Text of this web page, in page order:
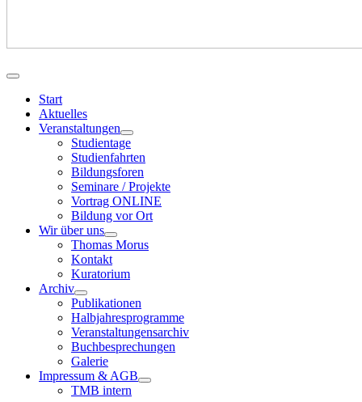
Start
Aktuelles
Veranstaltungen
Studientage
Studienfahrten
Bildungsforen
Seminare / Projekte
Vortrag ONLINE
Bildung vor Ort
Wir über uns
Thomas Morus
Kontakt
Kuratorium
Archiv
Publikationen
Halbjahresprogramme
Veranstaltungensarchiv
Buchbesprechungen
Galerie
Impressum & AGB
TMB intern